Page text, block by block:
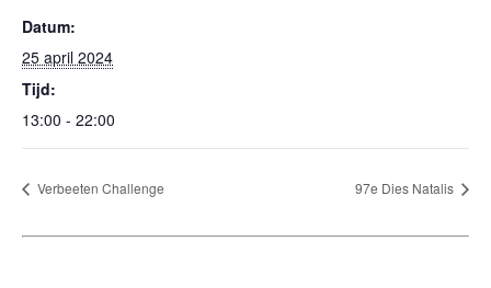
Datum:
25 april 2024
Tijd:
13:00 - 22:00
Verbeeten Challenge 97e Dies Natalis